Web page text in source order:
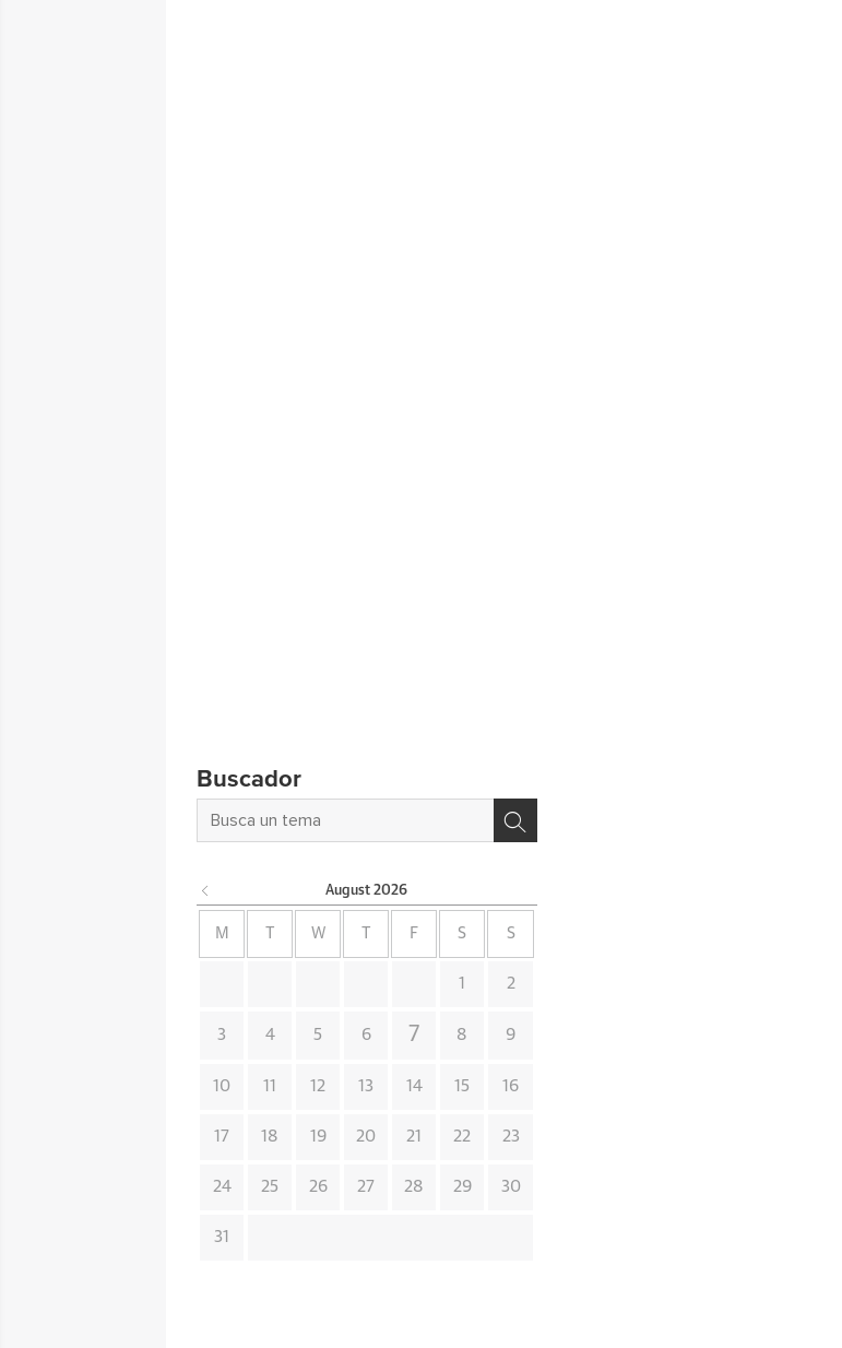
Buscador
August 2026
M W F S S
1 2
3 4 5 6 7 8 9
10 11 12 13 14 15 16
17 18 19 20 21 22 23
24 25 26 27 28 29 30
31